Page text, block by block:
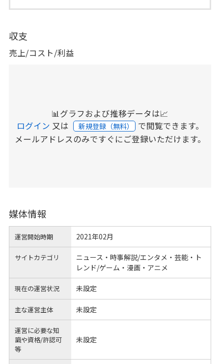
収支
売上/コスト/利益
📊グラフおよび推移データは📈
ログイン 又は 新規登録（無料） で閲覧できます。
メールアドレスのみですぐにご登録いただけます。
媒体情報
運営開始時期 2021年02月
サイトカテゴリ
ニュース・時事解説/エンタメ・芸能・ト
レンド/ゲーム・漫画・アニメ
現在の運営状況 未設定
主な運営主体 未設定
運営に必要な知
識や資格/許認可
等
未設定